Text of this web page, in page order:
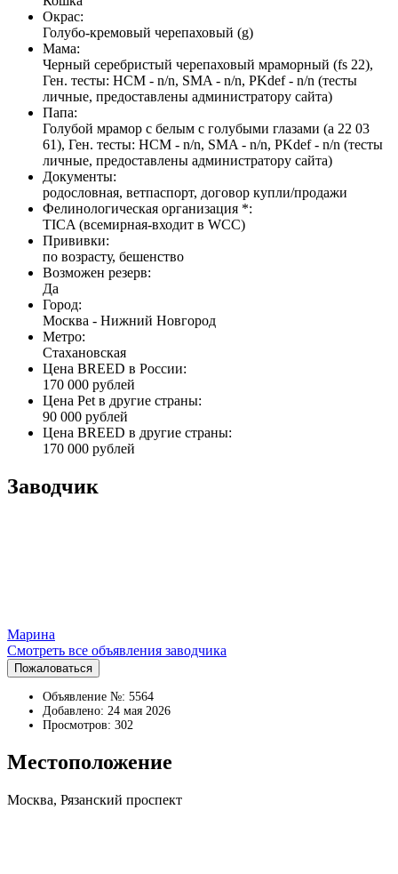
Окрас:
Голубо-кремовый черепаховый (g)
Мама:
Черный серебристый черепаховый мраморный (fs 22),
Ген. тесты: HCM - n/n, SMA - n/n, PKdef - n/n (тесты
личные, предоставлены администратору сайта)
Папа:
Голубой мрамор с белым с голубыми глазами (a 22 03
61), Ген. тесты: HCM - n/n, SMA - n/n, PKdef - n/n (тесты
личные, предоставлены администратору сайта)
Документы:
родословная, ветпаспорт, договор купли/продажи
Фелинологическая организация *:
TICA (всемирная-входит в WCC)
Прививки:
по возрасту, бешенство
Возможен резерв:
Да
Город:
Москва - Нижний Новгород
Метро:
Стахановская
Цена BREED в России:
170 000 рублей
Цена Pet в другие страны:
90 000 рублей
Цена BREED в другие страны:
170 000 рублей
Заводчик
Марина
Смотреть все объявления заводчика
Пожаловаться
Объявление №: 5564
Добавлено: 24 мая 2026
Просмотров: 302
Местоположение
Москва, Рязанский проспект